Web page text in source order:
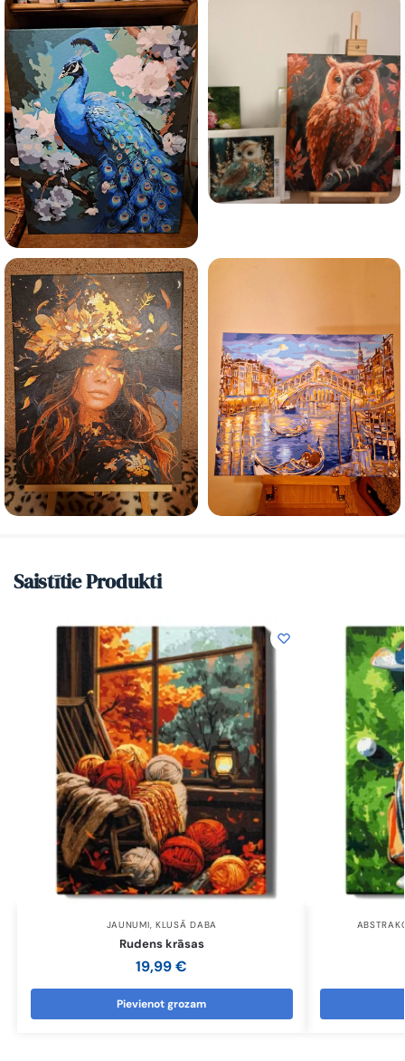
Saistītie Produkti
JAUNUMI, KLUSĀ DABA
Rudens krāsas
19,99€
Pievienot grozam